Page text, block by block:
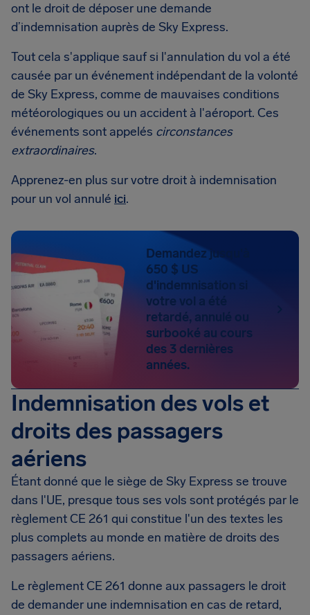
ont le droit de déposer une demande
d’indemnisation auprès de Sky Express.
Tout cela s'applique sauf si l'annulation du vol a été
causée par un événement indépendant de la volonté
de Sky Express, comme de mauvaises conditions
météorologiques ou un accident à l'aéroport. Ces
événements sont appelés circonstances
extraordinaires.
Apprenez-en plus sur votre droit à indemnisation
pour un vol annulé ici.
Demandez jusqu'à
650 $ US
d'indemnisation si
votre vol a été
retardé, annulé ou
surbooké au cours
des 3 dernières
années.
Indemnisation des vols et
droits des passagers
aériens
Étant donné que le siège de Sky Express se trouve
dans l'UE, presque tous ses vols sont protégés par le
règlement CE 261 qui constitue l'un des textes les
plus complets au monde en matière de droits des
passagers aériens.
Le règlement CE 261 donne aux passagers le droit
de demander une indemnisation en cas de retard,